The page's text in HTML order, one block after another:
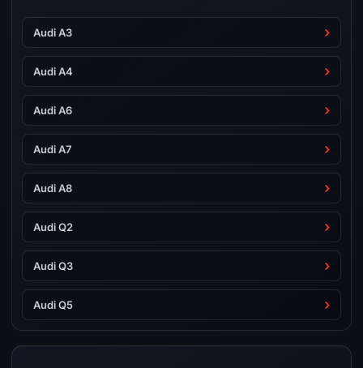
Audi A3
Audi A4
Audi A6
Audi A7
Audi A8
Audi Q2
Audi Q3
Audi Q5